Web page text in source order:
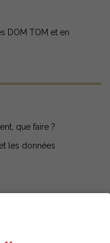
DOM TOM et en
que faire ?
les données
sur